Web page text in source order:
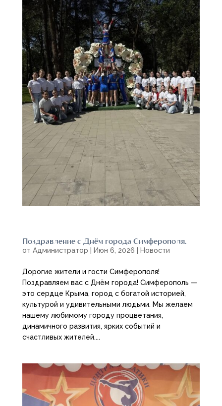
Поздравление с Днём города Симферополя.
от Администратор Июн 6, 2026 Новости
Дорогие жители и гости Симферополя!
Поздравляем вас с Днём города! Симферополь —
это сердце Крыма, город с богатой историей,
культурой и удивительными людьми. Мы желаем
нашему любимому городу процветания,
динамичного развития, ярких событий и
счастливых жителей....